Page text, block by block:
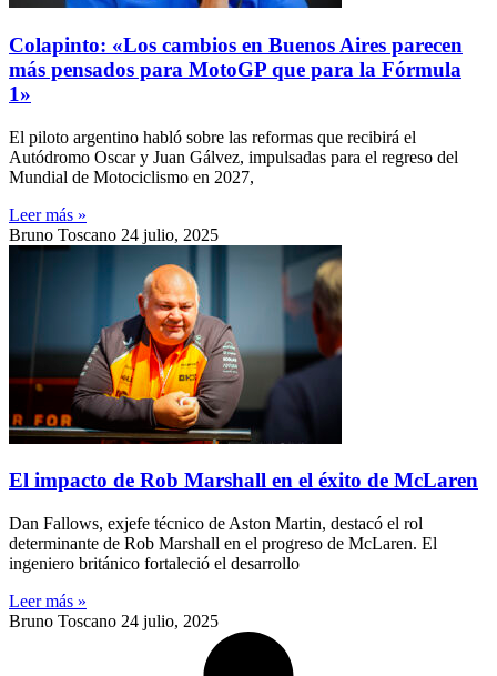
Colapinto: «Los cambios en Buenos Aires parecen
más pensados para MotoGP que para la Fórmula
1»
El piloto argentino habló sobre las reformas que recibirá el
Autódromo Oscar y Juan Gálvez, impulsadas para el regreso del
Mundial de Motociclismo en 2027,
Leer más »
Bruno Toscano 24 julio, 2025
El impacto de Rob Marshall en el éxito de McLaren
Dan Fallows, exjefe técnico de Aston Martin, destacó el rol
determinante de Rob Marshall en el progreso de McLaren. El
ingeniero británico fortaleció el desarrollo
Leer más »
Bruno Toscano 24 julio, 2025